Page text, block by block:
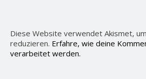
Diese Website verwendet Akismet,
reduzieren. Erfahre, wie deine
verarbeitet werden.